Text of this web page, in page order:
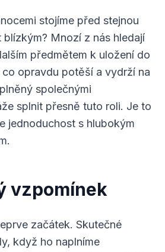
stojíme před stejnou
Mnozí z nás hledají
předmětem k uložení do
opravdu potěší a vydrží na
společnými
splnit přesně tuto roli. Je to
jednoduchost s hlubokým
vzpomínek
začátek. Skutečné
když ho naplníme